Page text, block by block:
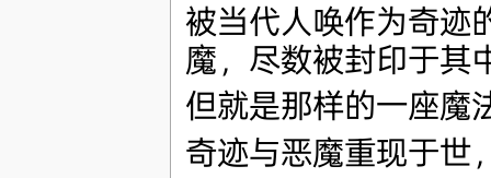
被当代人唤作为奇迹
魔，尽数被封印于其
但就是那样的一座魔
奇迹与恶魔重现于世